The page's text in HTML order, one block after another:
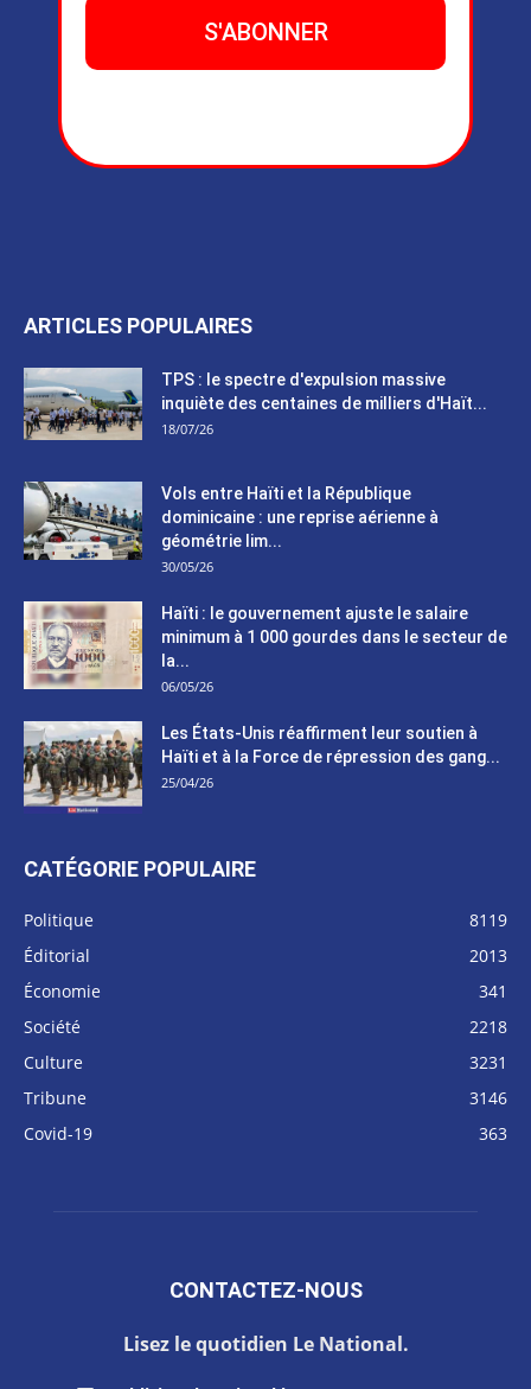
ARTICLES POPULAIRES
TPS : le spectre d'expulsion massive
inquiète des centaines de milliers d'Haït...
18/07/26
Vols entre Haïti et la République
dominicaine : une reprise aérienne à
géométrie lim...
30/05/26
Haïti : le gouvernement ajuste le salaire
minimum à 1 000 gourdes dans le secteur de
la...
06/05/26
Les États-Unis réaffirment leur soutien à
Haïti et à la Force de répression des gang...
25/04/26
CATÉGORIE POPULAIRE
Politique
8119
Éditorial
2013
Économie
341
Société
2218
Culture
3231
Tribune
3146
Covid-19
363
CONTACTEZ-NOUS
Lisez le quotidien Le National.